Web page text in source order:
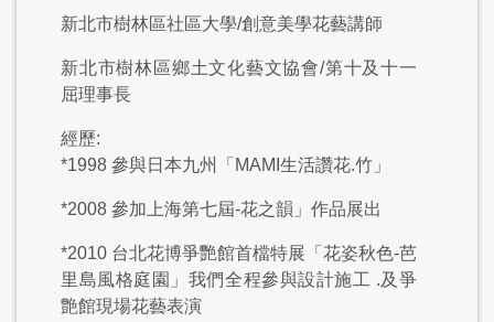
新北市樹林區社區大學/創意美學花藝講師
新北市樹林區鄉土文化藝文協會/第十及十一
屈理事長
經歷:
*1998 參與日本九州「MAMI生活讚花.竹」
*2008 參加上海第七屆-花之韻」作品展出
*2010 台北花博爭艷館首檔特展「花姿秋色-芭
里島風格庭園」我們全程參與設計施工 .及爭
艶館現場花藝表演